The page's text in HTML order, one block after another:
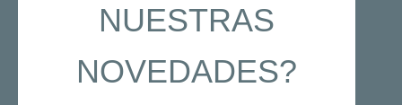
NUESTRAS
NOVEDADES?